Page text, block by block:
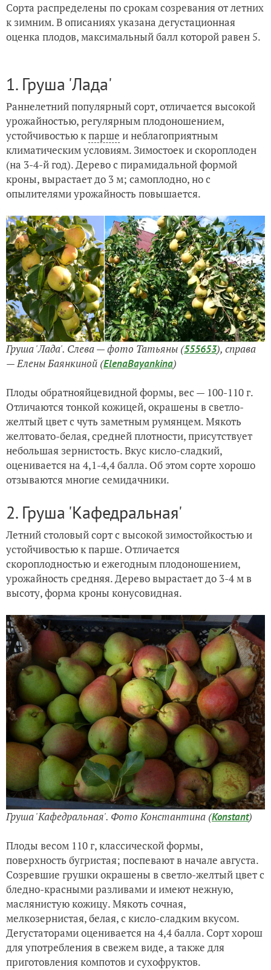
Сорта распределены по срокам созревания от летних
к зимним. В описаниях указана дегустационная
оценка плодов, максимальный балл которой равен 5.
1. Груша 'Лада'
Раннелетний популярный сорт, отличается высокой
урожайностью, регулярным плодоношением,
устойчивостью кпарше и неблагоприятным
климатическим условиям. Зимостоек и скороплоден
(на 3-4-й год). Дерево с пирамидальной формой
кроны, вырастает до 3 м; самоплодно, но с
опылителями урожайность повышается.
Груша 'Лада'. Слева — фото Татьяны (555653), справа
— Елены Баянкиной (ElenaBayankina)
Плоды обратнояйцевидной формы, вес — 100-110 г.
Отличаются тонкой кожицей, окрашены в светло-
желтый цвет с чуть заметным румянцем. Мякоть
желтовато-белая, средней плотности, присутствует
небольшая зернистость. Вкус кисло-сладкий,
оценивается на 4,1-4,4 балла. Об этом сорте хорошо
отзываются многие семидачники.
2. Груша 'Кафедральная'
Летний столовый сорт с высокой зимостойкостью и
устойчивостью к парше. Отличается
скороплодностью и ежегодным плодоношением,
урожайность средняя. Дерево вырастает до 3-4 м в
высоту, форма кроны конусовидная.
Груша 'Кафедральная'. Фото Константина (Konstant)
Плоды весом 110 г, классической формы,
поверхность бугристая; поспевают в начале августа.
Созревшие грушки окрашены в светло-желтый цвет с
бледно-красными разливами и имеют нежную,
маслянистую кожицу. Мякоть сочная,
мелкозернистая, белая, с кисло-сладким вкусом.
Дегустаторами оценивается на 4,4 балла. Сорт хорош
для употребления в свежем виде, а также для
приготовления компотов и сухофруктов.